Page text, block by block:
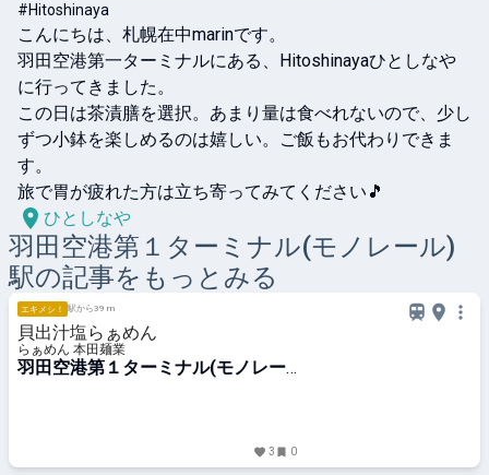
#Hitoshinaya
こんにちは、札幌在中marinです。
羽田空港第一ターミナルにある、Hitoshinayaひとしなや
に行ってきました。
この日は茶漬膳を選択。あまり量は食べれないので、少し
ずつ小鉢を楽しめるのは嬉しい。ご飯もお代わりできま
す。
旅で胃が疲れた方は立ち寄ってみてください🎵
ひとしなや
羽田空港第１ターミナル(モノレール)
駅の記事をもっとみる
エキメシ！ 駅から39 m
貝出汁塩らぁめん
らぁめん 本田麺業
羽田空港第１ターミナル(モノレー
3 0